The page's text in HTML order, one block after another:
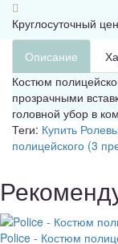
Круглосуточный
Описание
Костюм
прозрачными
головной убор в
Теги: Купить
полицейского (3
Police - Костюм